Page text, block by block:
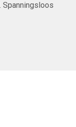
Spanningsloos